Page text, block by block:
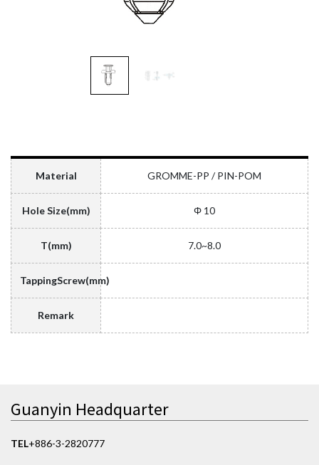
Material GROMME-PP / PIN-POM
Hole Size(mm) Φ 10
T(mm) 7.0~8.0
TappingScrew(mm)
Remark
Guanyin Headquarter
TEL+886-3-2820777